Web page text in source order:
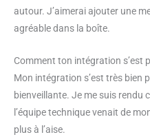
autour. J’aimerai ajouter une
agréable dans la boîte.
Comment ton intégration s’est
Mon intégration s’est très bien
bienveillante. Je me suis rendu
l’équipe technique venait de
plus à l’aise.